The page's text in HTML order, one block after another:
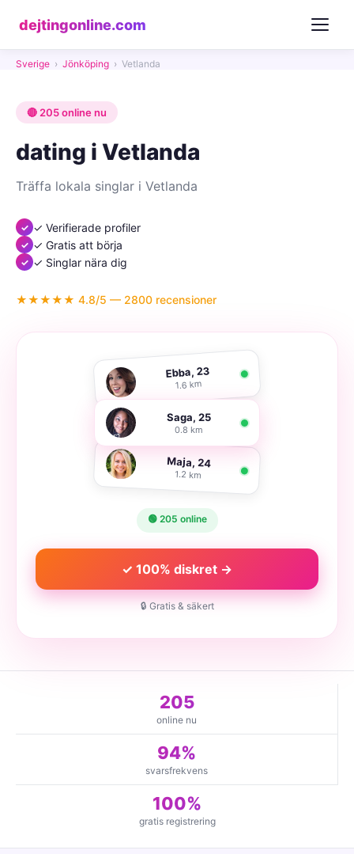
dejtingonline.com
Sverige › Jönköping › Vetlanda
🔴 205 online nu
dating i Vetlanda
Träffa lokala singlar i Vetlanda
✓ Verifierade profiler
✓ Gratis att börja
✓ Singlar nära dig
★★★★★ 4.8/5 — 2800 recensioner
Ebba, 23
1.6 km
Saga, 25
0.8 km
Maja, 24
1.2 km
🟢 205 online
✓ 100% diskret →
🔒 Gratis & säkert
205
online nu
94%
svarsfrekvens
100%
gratis registrering